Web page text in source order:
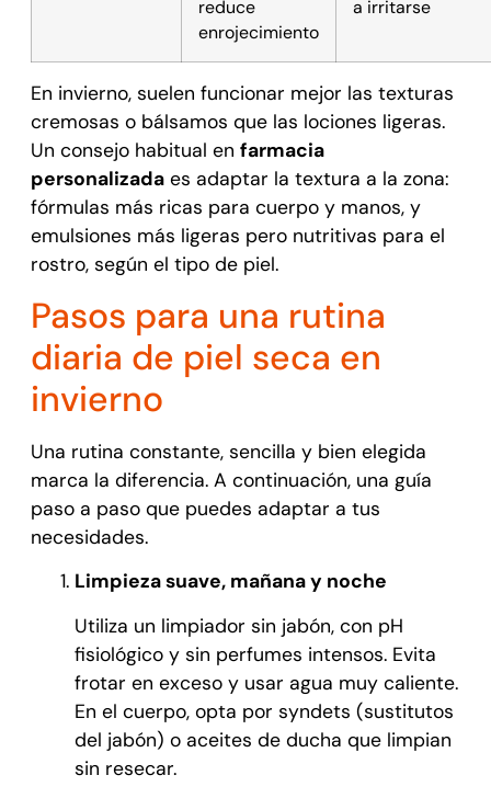
reduce
enrojecimiento
a irritarse
En invierno, suelen funcionar mejor las texturas
cremosas o bálsamos que las lociones ligeras.
Un consejo habitual en farmacia
personalizadaes adaptar la textura a la zona:
fórmulas más ricas para cuerpo y manos, y
emulsiones más ligeras pero nutritivas para el
rostro, según el tipo de piel.
Pasos para una rutina
diaria de piel seca en
invierno
Una rutina constante, sencilla y bien elegida
marca la diferencia. A continuación, una guía
paso a paso que puedes adaptar a tus
necesidades.
Limpieza suave, mañana y noche
Utiliza un limpiador sin jabón, con pH
fisiológico y sin perfumes intensos. Evita
frotar en exceso y usar agua muy caliente.
En el cuerpo, opta por syndets (sustitutos
del jabón) o aceites de ducha que limpian
sin resecar.